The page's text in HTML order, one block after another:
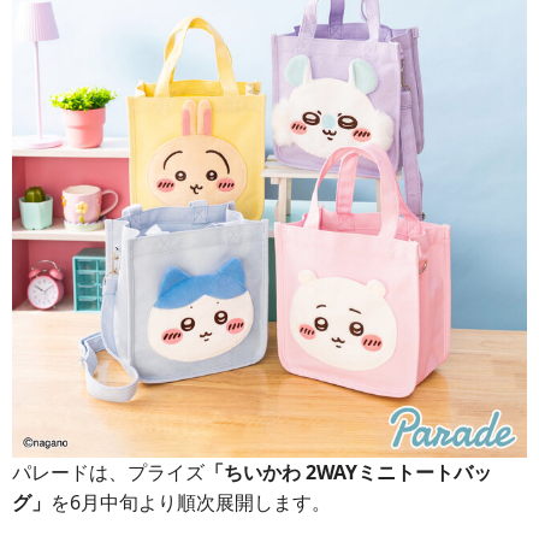
パレードは、プライズ 「ちいかわ 2WAYミニトートバッ
グ」 を6月中旬より順次展開します。